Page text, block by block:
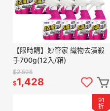
【限時購】妙管家 織物去漬殺
手700g(12入/箱)
$2,508
$1,428
91
折